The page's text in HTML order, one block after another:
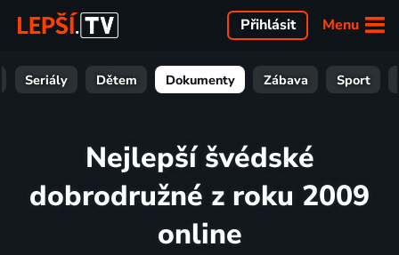
Menu
Přihlásit
Seriály Dětem Dokumenty Zábava Sport
Nejlepší švédské
dobrodružné z roku 2009
online